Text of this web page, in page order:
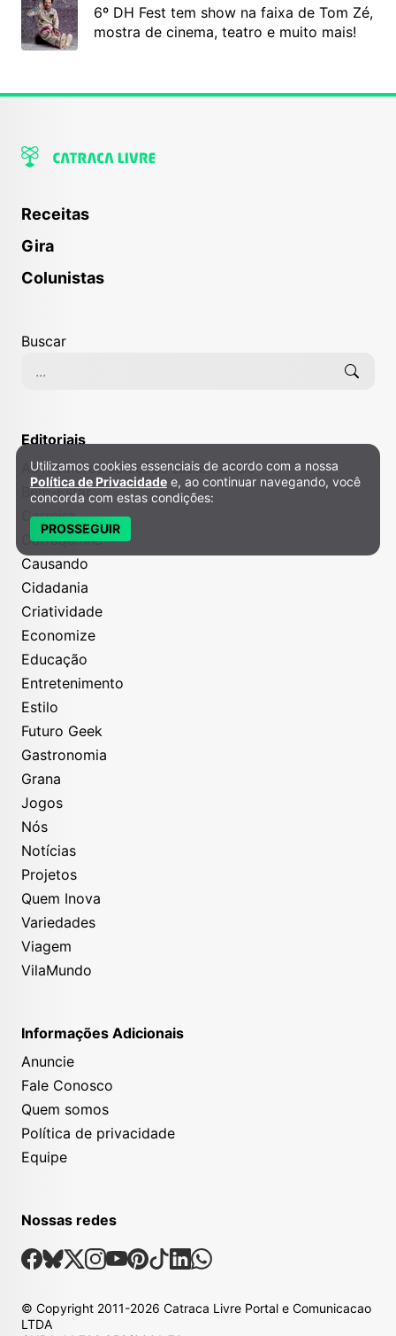
6º DH Fest tem show na faixa de Tom Zé,
mostra de cinema, teatro e muito mais!
Receitas
Gira
Colunistas
Buscar
Editoriais
As melhores soluções sustentáveis
Bem-Estar
Carreira
Catraquinha
Causando
Cidadania
Criatividade
Economize
Educação
Entretenimento
Estilo
Futuro Geek
Gastronomia
Grana
Jogos
Nós
Notícias
Projetos
Quem Inova
Variedades
Viagem
VilaMundo
Informações Adicionais
Anuncie
Fale Conosco
Quem somos
Política de privacidade
Equipe
Nossas redes
Nossas Redes Sociais
Facebook
Bsky
X Instagram
Youtube
Pinterest
TiktokLinkedin
Whatsapp
© Copyright 2011-2026 Catraca Livre Portal e Comunicacao
LTDA
Política de Privacidade e Cookies
Utilizamos cookies essenciais de acordo com a nossa
Política de Privacidade e, ao continuar navegando, você
concorda com estas condições:
PROSSEGUIR